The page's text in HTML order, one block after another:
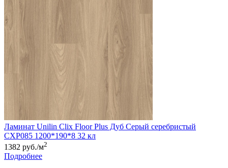
Ламинат Unilin Clix Floor Plus Дуб Cерый серебристый
CXP085 1200*190*8 32 кл
1382 руб./м2
Подробнее